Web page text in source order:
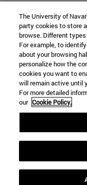
The University of
party cookies to store
browse. Different
For example, to
about your browsing
personalize how the
cookies you want to
will remain active until
For more detailed
our Cookie Policy.